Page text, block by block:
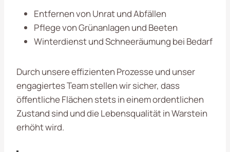
Entfernen von Unrat und Abfällen
Pflege von Grünanlagen und Beeten
Winterdienst und Schneeräumung bei Bedarf
Durch unsere effizienten Prozesse und unser
engagiertes Team stellen wir sicher, dass
öffentliche Flächen stets in einem ordentlichen
Zustand sind und die Lebensqualität in Warstein
erhöht wird.